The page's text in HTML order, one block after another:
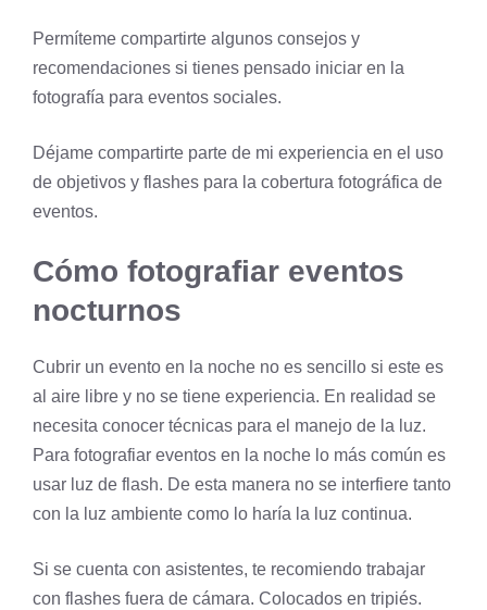
Permíteme compartirte algunos consejos y
recomendaciones si tienes pensado iniciar en la
fotografía para eventos sociales.
Déjame compartirte parte de mi experiencia en el uso
de objetivos y flashes para la cobertura fotográfica de
eventos.
Cómo fotografiar eventos
nocturnos
Cubrir un evento en la noche no es sencillo si este es
al aire libre y no se tiene experiencia. En realidad se
necesita conocer técnicas para el manejo de la luz.
Para fotografiar eventos en la noche lo más común es
usar luz de flash. De esta manera no se interfiere tanto
con la luz ambiente como lo haría la luz continua.
Si se cuenta con asistentes, te recomiendo trabajar
con flashes fuera de cámara. Colocados en tripiés.